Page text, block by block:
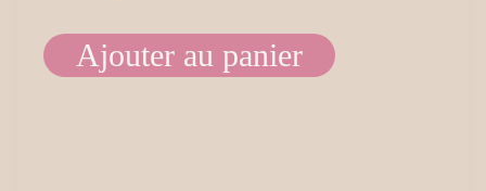
quantité
Ajouter au panier